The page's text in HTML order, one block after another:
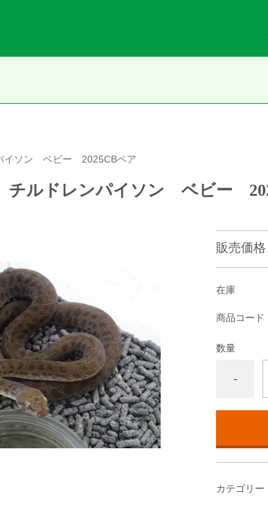
イソン ベビー 2025CBペア
チルドレンパイソン ベビー
販売価格
在庫
商品コード
数量
-
カテゴリー